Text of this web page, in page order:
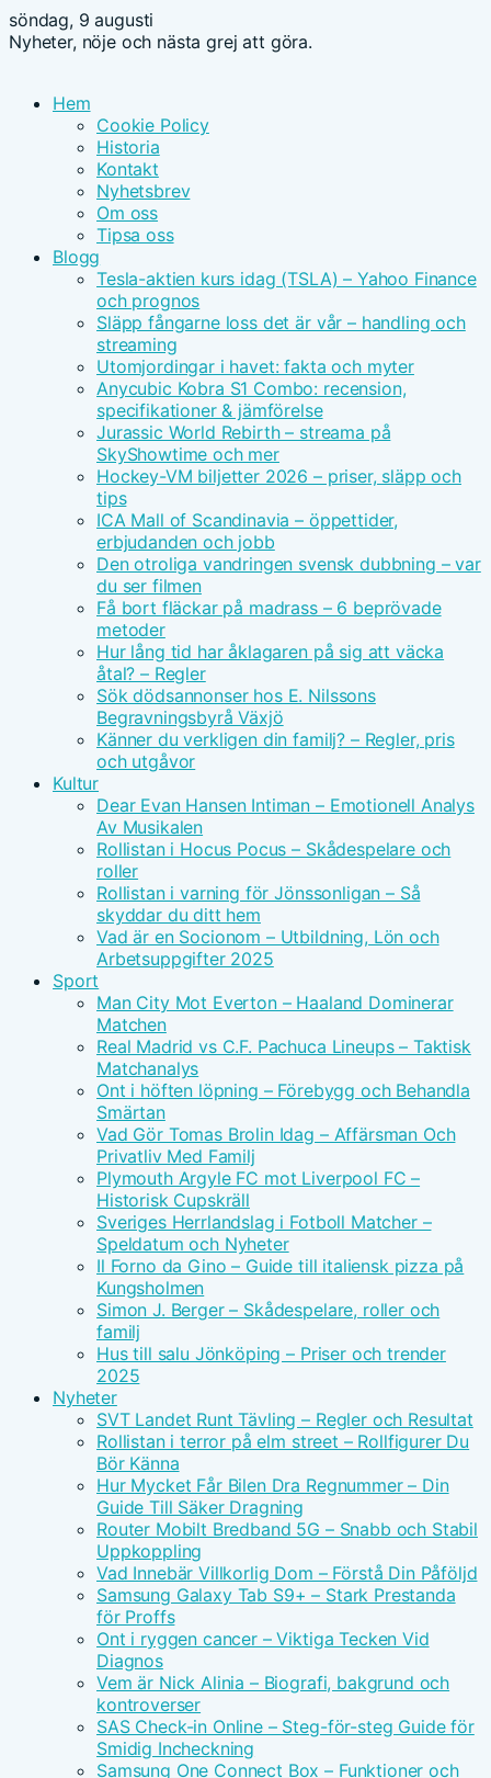
söndag, 9 augusti
Nyheter, nöje och nästa grej att göra.
Hem
Cookie Policy
Historia
Kontakt
Nyhetsbrev
Om oss
Tipsa oss
Blogg
Tesla-aktien kurs idag (TSLA) – Yahoo Finance
och prognos
Släpp fångarne loss det är vår – handling och
streaming
Utomjordingar i havet: fakta och myter
Anycubic Kobra S1 Combo: recension,
specifikationer & jämförelse
Jurassic World Rebirth – streama på
SkyShowtime och mer
Hockey-VM biljetter 2026 – priser, släpp och
tips
ICA Mall of Scandinavia – öppettider,
erbjudanden och jobb
Den otroliga vandringen svensk dubbning – var
du ser filmen
Få bort fläckar på madrass – 6 beprövade
metoder
Hur lång tid har åklagaren på sig att väcka
åtal? – Regler
Sök dödsannonser hos E. Nilssons
Begravningsbyrå Växjö
Känner du verkligen din familj? – Regler, pris
och utgåvor
Kultur
Dear Evan Hansen Intiman – Emotionell Analys
Av Musikalen
Rollistan i Hocus Pocus – Skådespelare och
roller
Rollistan i varning för Jönssonligan – Så
skyddar du ditt hem
Vad är en Socionom – Utbildning, Lön och
Arbetsuppgifter 2025
Sport
Man City Mot Everton – Haaland Dominerar
Matchen
Real Madrid vs C.F. Pachuca Lineups – Taktisk
Matchanalys
Ont i höften löpning – Förebygg och Behandla
Smärtan
Vad Gör Tomas Brolin Idag – Affärsman Och
Privatliv Med Familj
Plymouth Argyle FC mot Liverpool FC –
Historisk Cupskräll
Sveriges Herrlandslag i Fotboll Matcher –
Speldatum och Nyheter
Il Forno da Gino – Guide till italiensk pizza på
Kungsholmen
Simon J. Berger – Skådespelare, roller och
familj
Hus till salu Jönköping – Priser och trender
2025
Nyheter
SVT Landet Runt Tävling – Regler och Resultat
Rollistan i terror på elm street – Rollfigurer Du
Bör Känna
Hur Mycket Får Bilen Dra Regnummer – Din
Guide Till Säker Dragning
Router Mobilt Bredband 5G – Snabb och Stabil
Uppkoppling
Vad Innebär Villkorlig Dom – Förstå Din Påföljd
Samsung Galaxy Tab S9+ – Stark Prestanda
för Proffs
Ont i ryggen cancer – Viktiga Tecken Vid
Diagnos
Vem är Nick Alinia – Biografi, bakgrund och
kontroverser
SAS Check-in Online – Steg-för-steg Guide för
Smidig Incheckning
Samsung One Connect Box – Funktioner och